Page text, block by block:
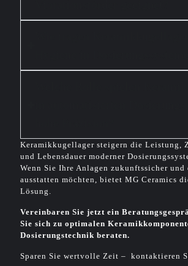
Keramikkugellager steigern die Leistung,
und Lebensdauer moderner
Wenn Sie Ihre Anlagen zukunftssicher
ausstatten möchten, bietet MG Ceramics
Lösung.
Vereinbaren Sie jetzt ein
Sie sich zu optimalen
Dosierungstechnik beraten.
Sparen Sie wertvolle Zeit – kontaktieren